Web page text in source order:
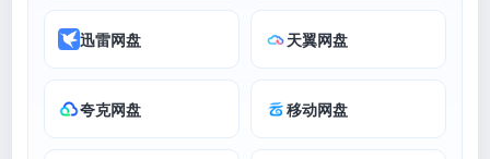
迅雷网盘 天翼网盘
夸克网盘 移动网盘